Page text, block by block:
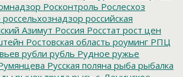
Росконтроль Рослесхоз
россельхознадзор российская
Азимут Россия Росстат рост цен
Ростовская область роуминг РПЦ
рубли рубль Рудное ружье
Русская поляна рыба рыбалка